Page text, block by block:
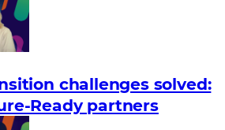
challenges solved:
partners